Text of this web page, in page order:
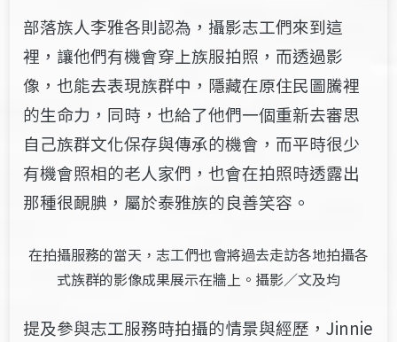
部落族人李雅各則認為，攝影志工們來到這
裡，讓他們有機會穿上族服拍照，而透過影
像，也能去表現族群中，隱藏在原住民圖騰裡
的生命力，同時，也給了他們一個重新去審思
自己族群文化保存與傳承的機會，而平時很少
有機會照相的老人家們，也會在拍照時透露出
那種很靦腆，屬於泰雅族的良善笑容。
在拍攝服務的當天，志工們也會將過去走訪各地拍攝各
式族群的影像成果展示在牆上。攝影／文及均
提及參與志工服務時拍攝的情景與經歷，Jinnie